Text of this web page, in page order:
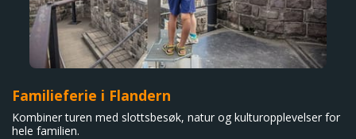
Familieferie i Flandern
Kombiner turen med slottsbesøk, natur og kulturopplevelser for
hele familien.